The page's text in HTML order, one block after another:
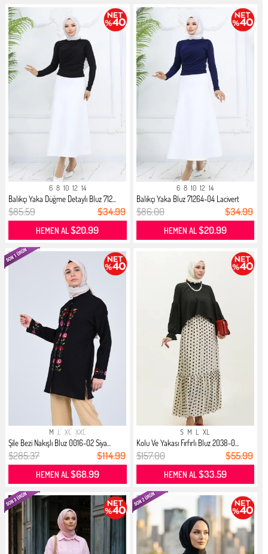
6 8 10 12 14
Balıkçı Yaka Düğme Detaylı Bluz 712...
$85.59 $34.99
HEMEN AL$20.99
6 8 10 12 14
Balıkçı Yaka Bluz 71264-04 Lacivert
$86.00 $34.99
HEMEN AL$20.99
M L XL XXL
Şile Bezi Nakışlı Bluz 0016-02 Siya...
$285.37 $114.99
HEMEN AL$68.99
S M L XL
Kolu Ve Yakası Fırfırlı Bluz 2038-0...
$157.00 $55.99
HEMEN AL$33.59